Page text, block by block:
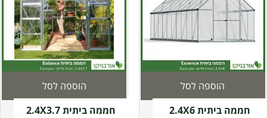
חממה ביתית 2.4X6
הוספה לסל
חממה ביתית 2.4X3.7
הוספה לסל